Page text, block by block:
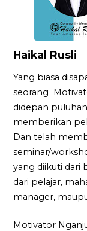
Haikal Rusli
Yang biasa
seorang
didepan
memberikan
Dan telah
seminar/
yang diikuti dari
dari pelajar,
manager,
Motivator